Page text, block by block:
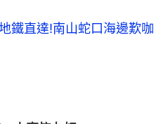
鐵直達!南山蛇口海邊歎咖